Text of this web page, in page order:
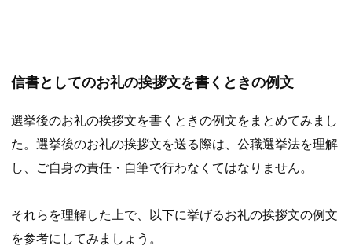
信書としてのお礼の挨拶文を書くときの例文
選挙後のお礼の挨拶文を書くときの例文をまとめてみまし
た。選挙後のお礼の挨拶文を送る際は、公職選挙法を理解
し、ご自身の責任・自筆で行わなくてはなりません。
それらを理解した上で、以下に挙げるお礼の挨拶文の例文
を参考にしてみましょう。